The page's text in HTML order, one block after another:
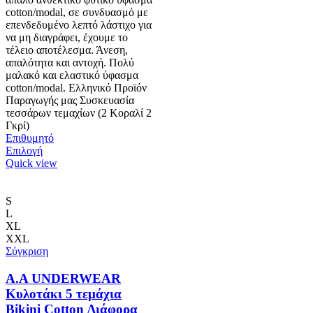
cotton/modal, σε συνδυασμό με
επενδεδυμένο λεπτό λάστιχο για
να μη διαγράφει, έχουμε το
τέλειο αποτέλεσμα. Άνεση,
απαλότητα και αντοχή. Πολύ
μαλακό και ελαστικό ύφασμα
cotton/modal. Ελληνικό Προϊόν
Παραγωγής μας Συσκευασία
τεσσάρων τεμαχίων (2 Κοραλί 2
Γκρί)
Επιθυμητό
ΕπιλογήΑυτό
το
μπορούν
επιλεγούν
στη
σελίδα
Quick view
S
L
XL
XXL
Σύγκριση
A.A UNDERWEAR
Κυλοτάκι 5 τεμάχια
Bikini Cotton Διάφορα